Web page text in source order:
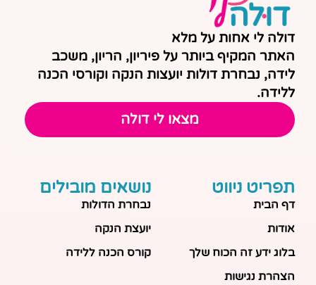
דולה לי אחות על מלא
האתר המקיף ביותר על פיריון, הריון, משכב
לידה, נבחרת דולות יועצות הנקה וקורסי הכנה
ללידה.
מצאו לי דולה
תפריט ניווט
דף הבית
אודות
בלוג ידע זה הכוח שלך
הצהרת נגישות
נושאים מובילים
נבחרת הדולות
יועצת הנקה
קורס הכנה ללידה